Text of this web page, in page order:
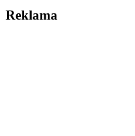
Reklama